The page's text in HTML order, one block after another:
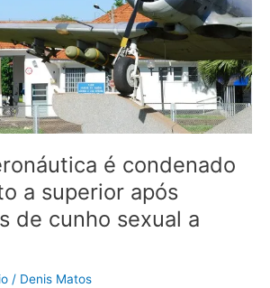
é condenado
a superior após
de cunho sexual a
/ Denis Matos